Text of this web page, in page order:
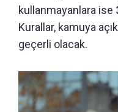
kullanmayanlara ise
Kurallar, kamuya
geçerli olacak.